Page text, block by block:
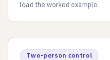
load the worked example.
Two-person control